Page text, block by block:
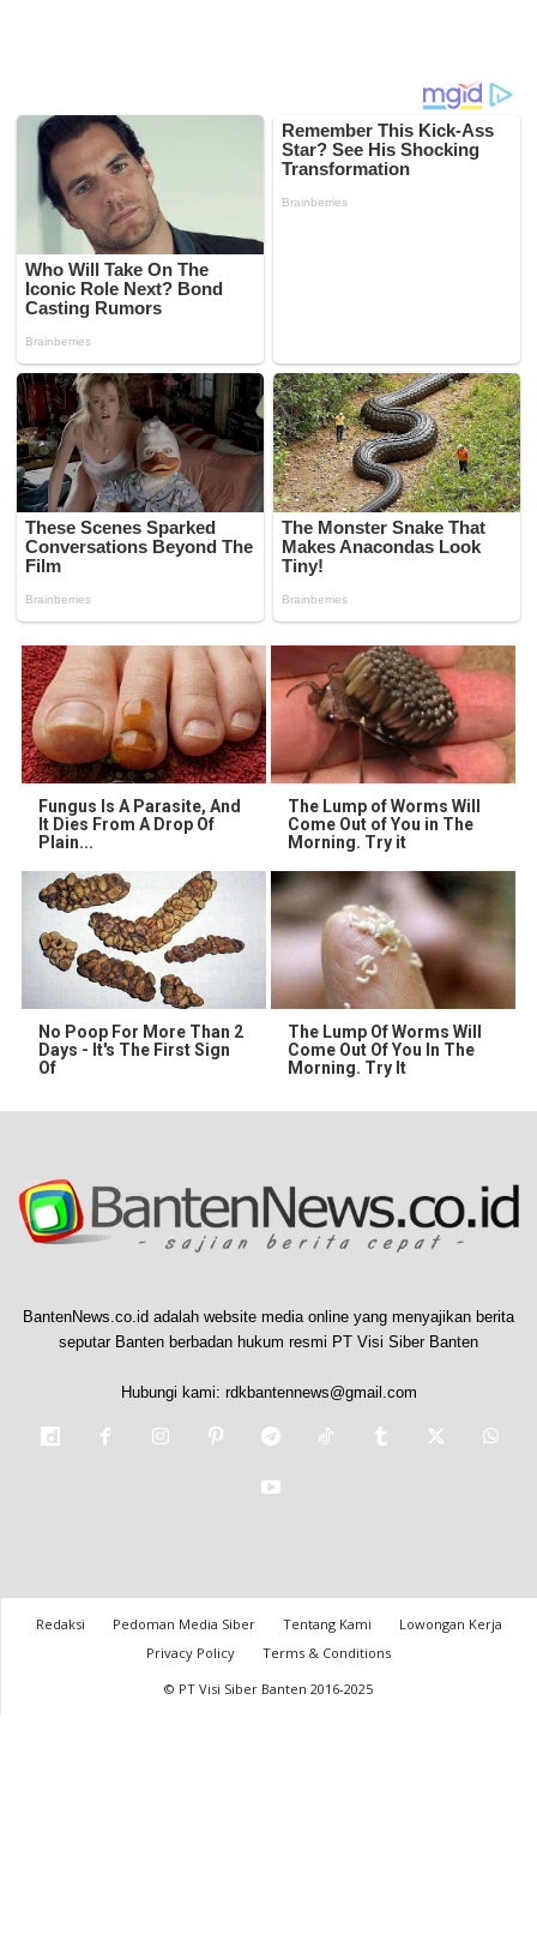
Fungus Is A Parasite, And
It Dies From A Drop Of
Plain...
The Lump of Worms Will
Come Out of You in The
Morning. Try it
No Poop For More Than 2
Days - It's The First Sign
Of
The Lump Of Worms Will
Come Out Of You In The
Morning. Try It
BantenNews.co.id adalah website media online yang menyajikan berita
seputar Banten berbadan hukum resmi PT Visi Siber Banten
Hubungi kami: rdkbantennews@gmail.com
Redaksi Pedoman Media Siber Tentang Kami
Lowongan Kerja
Privacy Policy
Terms & Conditions
© PT Visi Siber Banten 2016-2025